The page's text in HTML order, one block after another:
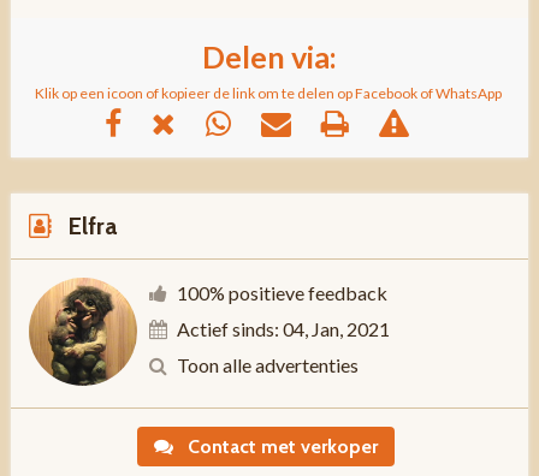
Delen via:
Klik op een icoon of kopieer de link om te delen op Facebook of WhatsApp
Elfra
100% positieve feedback
Actief sinds: 04, Jan, 2021
Toon alle advertenties
Contact met verkoper